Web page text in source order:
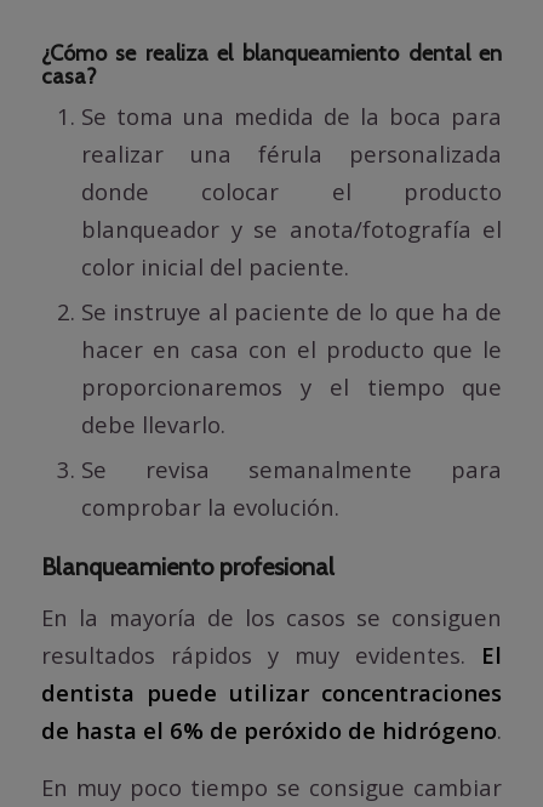
¿Cómo se realiza el blanqueamiento dental en
casa?
Se toma una medida de la boca para
realizar una férula personalizada
donde colocar el producto
blanqueador y se anota/fotografía el
color inicial del paciente.
Se instruye al paciente de lo que ha de
hacer en casa con el producto que le
proporcionaremos y el tiempo que
debe llevarlo.
Se revisa semanalmente para
comprobar la evolución.
Blanqueamiento profesional
En la mayoría de los casos se consiguen
resultados rápidos y muy evidentes. El
dentista puede utilizar concentraciones
de hasta el 6% de peróxido de hidrógeno.
En muy poco tiempo se consigue cambiar